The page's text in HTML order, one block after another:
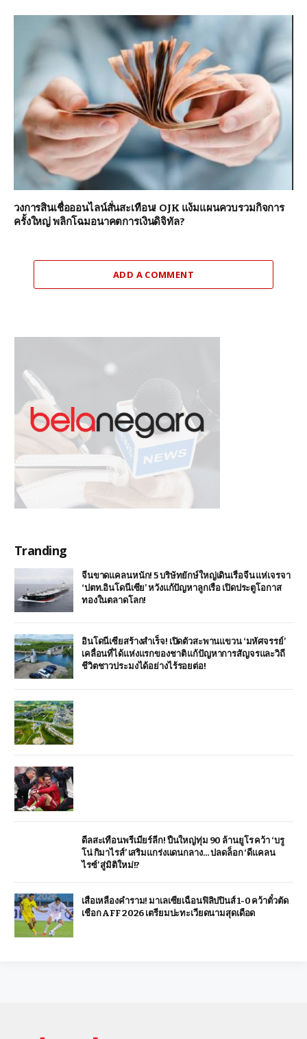
วงการสินเชื่อออนไลน์สั่นสะเทือน! OJK แง้มแผนควบรวมกิจการ
ครั้งใหญ่ พลิกโฉมอนาคตการเงินดิจิทัล?
ADD A COMMENT
Tranding
จีนขาดแคลนหนัก! 5 บริษัทยักษ์ใหญ่เดินเรือจีน แห่เจรจา
‘ปตท.อินโดนีเซีย’ หวังแก้ปัญหาลูกเรือ เปิดประตูโอกาส
ทองในตลาดโลก!
อินโดนีเซียสร้างสำเร็จ! เปิดตัวสะพานแขวน ‘มหัศจรรย์’
เคลื่อนที่ได้แห่งแรกของชาติ แก้ปัญหาการสัญจรและวิถี
ชีวิตชาวประมงได้อย่างไร้รอยต่อ!
ดีลสะเทือนพรีเมียร์ลีก! ปืนใหญ่ทุ่ม 90 ล้านยูโร คว้า ‘บรู
โน่ กิมาไรส์’ เสริมแกร่งแดนกลาง… ปลดล็อก ‘ดีแคลน
ไรซ์’ สู่มิติใหม่!?
เสือเหลืองคำราม! มาเลเซียเฉือนฟิลิปปินส์ 1-0 คว้าตั๋วตัด
เชือก AFF 2026 เตรียมปะทะเวียดนามสุดเดือด